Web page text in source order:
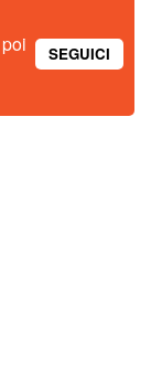
SEGUICI